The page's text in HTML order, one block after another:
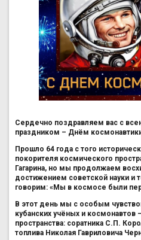
Сердечно поздравляем вас с
праздником – Днём
Прошло 64 года с того
покорителя космического
Гагарина, но мы продолжаем
достижением советской науки и
говорим: «Мы в космосе были
В этот день мы с особым
кубанских учёных и
пространства: соратника С.П.
топлива Николая Гавриловича